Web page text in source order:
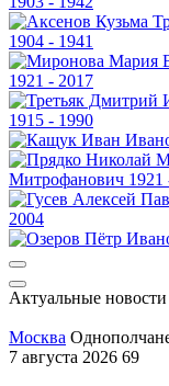
1904 - 1941
1921 - 2017
1915 - 1990
Митрофанович 1921
2004
Актуальные
Москва
7 августа 2026 69